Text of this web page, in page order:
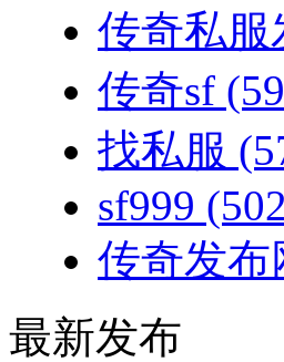
传奇私服
传奇sf
找私服
sf999
传奇发布
最新发布